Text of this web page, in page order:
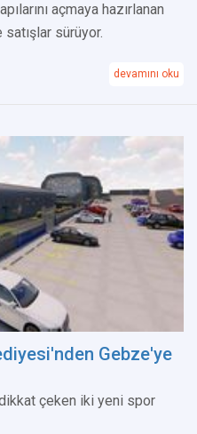
açmaya hazırlanan
sürüyor.
devamını oku
Gebze'ye
çeken iki yeni spor